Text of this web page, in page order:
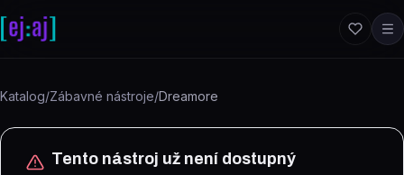
Katalog/Zábavné nástroje/Dreamore
Tento nástroj už není dostupný